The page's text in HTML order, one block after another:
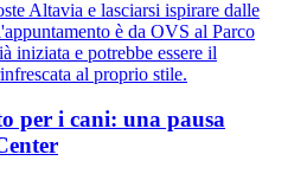
Altavia e lasciarsi ispirare dalle
è da OVS al Parco
iniziata e potrebbe essere il
al proprio stile.
per i cani: una pausa